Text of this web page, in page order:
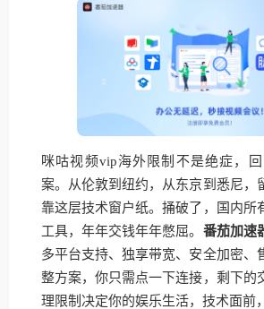
咪咕视频vip海外限制不是绝症，
案。从伦敦到纽约，从东京到悉尼，
靠这层技术窗户纸。捅破了，国内所
工具，年年交钱年年憋屈。 番茄加速
多平台支持、独享带宽、安全加密、
整方案，你只需点一下连接，剩下的
理限制决定你的娱乐生活，技术面前